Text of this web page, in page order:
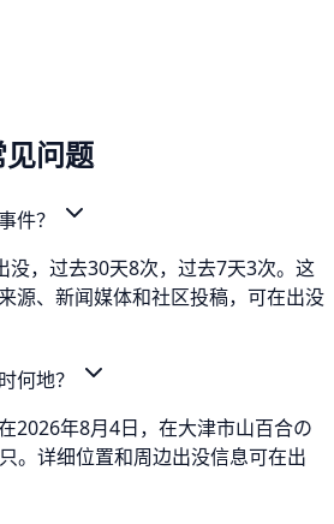
问题
件？
没，过去30天8次，过去7天3次。这
源、新闻媒体和社区投稿，可在出没
何地？
2026年8月4日，在大津市山百合の
。详细位置和周边出没信息可在出